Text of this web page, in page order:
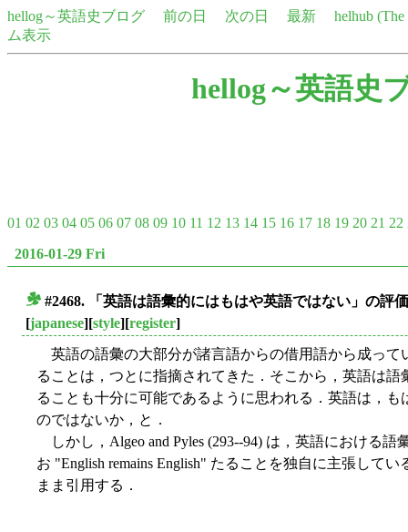
hellog～英語史ブログ 前の日 次の日 最新
helhub
ム表示
hellog～英語史
01 02 03 04 05 06 07 08 09 10 11 12 13 14 15 16 17 18 19 20 21 22
2016-01-29 Fri
#2468. 「英語は語彙的にはもはや英語ではない」の評価
[japanese][style][register]
英語の語彙の大部分が諸言語からの借用語から成って
ることは，つとに指摘されてきた．そこから，英語は
ることも十分に可能であるように思われる．英語は，
のではないか，と．
しかし，Algeo and Pyles (293--94) は，英語における
お "English remains English" たることを独自に主張して
まま引用する．